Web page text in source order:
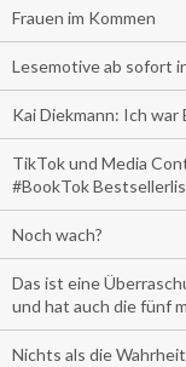
Frauen im Kommen
Lesemotive ab sofort
Kai Diekmann: Ich war
TikTok und Media
#BookTok
Noch wach?
Das ist eine
und hat auch die fünf
Nichts als die